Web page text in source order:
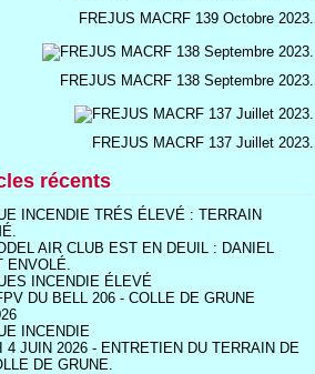
FREJUS MACRF 139 Octobre 2023.
FREJUS MACRF 138 Septembre 2023.
FREJUS MACRF 137 Juillet 2023.
récents
INCENDIE TRÉS ÉLEVÉ : TERRAIN
AIR CLUB EST EN DEUIL : DANIEL
ENVOLÉ.
INCENDIE ÉLEVÉ
DU BELL 206 - COLLE DE GRUNE
INCENDIE
4 JUIN 2026 - ENTRETIEN DU TERRAIN DE
DE GRUNE.